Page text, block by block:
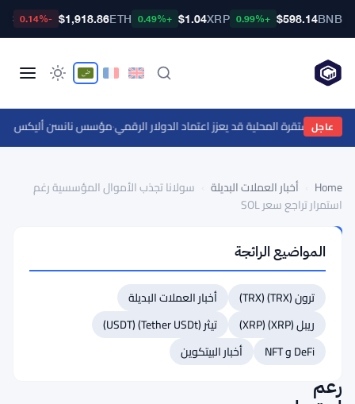
BNB
$598.14
+0.99%
XRP
$1.04
+0.49%
ETH
$1,918.86
-0.14%
عاجل
المستقرة المحلية قد يعزز اعتماد الدولار الرقميمؤسس نانسن أليكس سفانفيك يتوقع عدم
Home أخبار العملات البديلة
سولانا تجذب الأموال المؤسسية رغم
استمرار تراجع سعر SOL
العملات
البديلة
سولانا
تجذب
الأموال
المؤسسية
رغم
المواضيع الرائجة
ترون (TRX) (TRX)
أخبار العملات البديلة
ريبل (XRP) (XRP)
تيثر (Tether USDt) (USDT)
DeFi و NFT
أخبار البيتكوين